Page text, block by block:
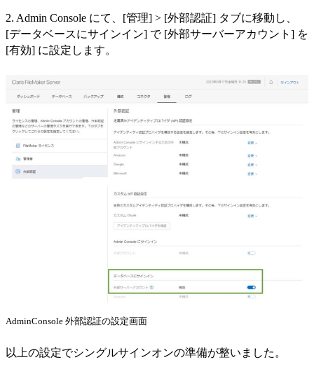
2. Admin Console にて、[管理] > [外部認証] タブに移動し、
[データベースにサインイン] で [外部サーバーアカウント] を
[有効] に設定します。
AdminConsole 外部認証の設定画面
以上の設定でシングルサインオンの準備が整いました。